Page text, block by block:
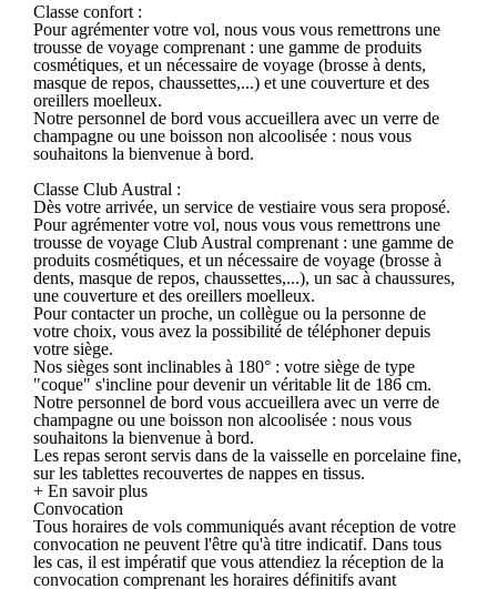
Classe confort :
Pour agrémenter votre vol, nous vous vous remettrons une
trousse de voyage comprenant : une gamme de produits
cosmétiques, et un nécessaire de voyage (brosse à dents,
masque de repos, chaussettes,...) et une couverture et des
oreillers moelleux.
Notre personnel de bord vous accueillera avec un verre de
champagne ou une boisson non alcoolisée : nous vous
souhaitons la bienvenue à bord.
Classe Club Austral :
Dès votre arrivée, un service de vestiaire vous sera proposé.
Pour agrémenter votre vol, nous vous vous remettrons une
trousse de voyage Club Austral comprenant : une gamme de
produits cosmétiques, et un nécessaire de voyage (brosse à
dents, masque de repos, chaussettes,...), un sac à chaussures,
une couverture et des oreillers moelleux.
Pour contacter un proche, un collègue ou la personne de
votre choix, vous avez la possibilité de téléphoner depuis
votre siège.
Nos sièges sont inclinables à 180° : votre siège de type
"coque" s'incline pour devenir un véritable lit de 186 cm.
Notre personnel de bord vous accueillera avec un verre de
champagne ou une boisson non alcoolisée : nous vous
souhaitons la bienvenue à bord.
Les repas seront servis dans de la vaisselle en porcelaine fine,
sur les tablettes recouvertes de nappes en tissus.
+ En savoir plus
Convocation
Tous horaires de vols communiqués avant réception de votre
convocation ne peuvent l'être qu'à titre indicatif. Dans tous
les cas, il est impératif que vous attendiez la réception de la
convocation comprenant les horaires définitifs avant